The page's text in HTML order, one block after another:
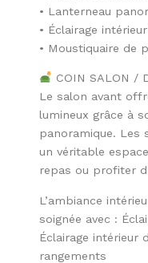
• Lanterneau
• Éclairage
• Moustiquaire de
COIN SALON /
Le salon avant
lumineux grâce à
panoramique. Les
un véritable
repas ou profiter
L’ambiance
soignée avec :
Éclairage intérieur
rangements